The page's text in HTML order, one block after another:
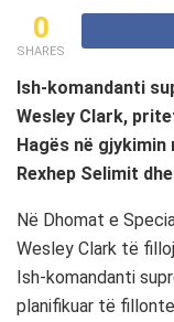
0
SHARES
Ish-komandanti
Wesley Clark,
Hagës në
Rexhep Selimit
Në Dhomat e
Wesley Clark të
Ish-komandanti
planifikuar të